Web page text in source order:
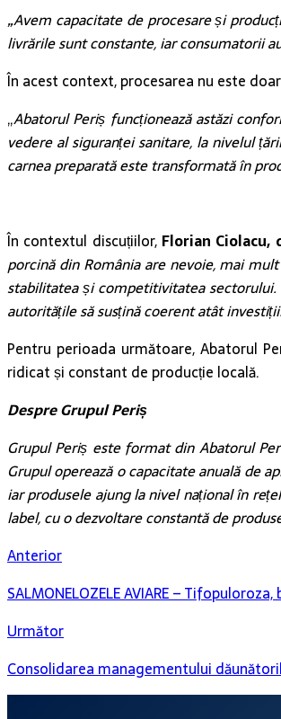
„Avem capacitate de procesare și
livrările sunt constante, iar consumatorii
În acest context, procesarea nu este
„Abatorul Periș funcționează astăzi
vedere al siguranței sanitare, la nivelul
carnea preparată este transformată în
În contextul discuțiilor, Florian
porcină din România are nevoie, mai
stabilitatea și competitivitatea
autoritățile să susțină coerent atât
Pentru perioada următoare, Abatorul
ridicat și constant de producție locală.
Despre Grupul Periș
Grupul Periș este format din Abatorul
Grupul operează o capacitate anuală de
iar produsele ajung la nivel național în
label, cu o dezvoltare constantă de
Anterior
SALMONELOZELE AVIARE –
Următor
Consolidarea managementului